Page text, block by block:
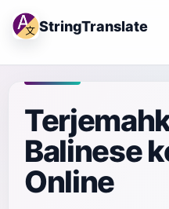
StringTranslate
Balinese
Online